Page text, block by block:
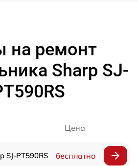
на ремонт
Sharp SJ-
Цена
SJ-PT590RS бесплатно